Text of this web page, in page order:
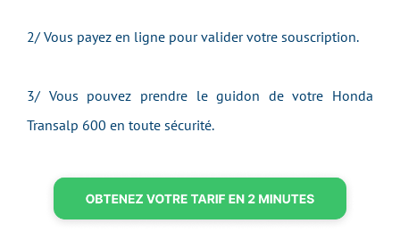
2/ Vous payez en ligne pour valider votre souscription.
3/ Vous pouvez prendre le guidon de votre Honda
Transalp 600 en toute sécurité.